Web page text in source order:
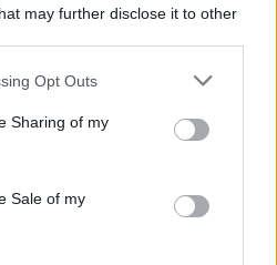
may further disclose it to other
Opt Outs
Sharing of my
Sale of my